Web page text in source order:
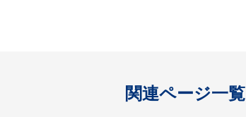
関連ページ一覧
開く